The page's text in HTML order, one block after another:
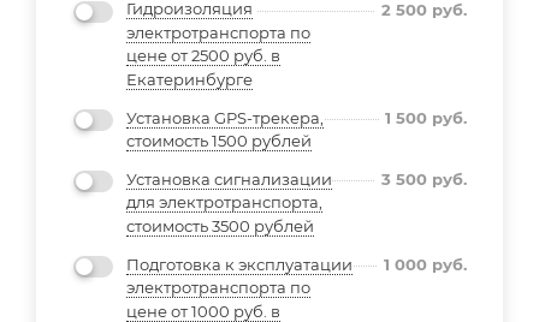
Гидроизоляция
электротранспорта по
цене от 2500 руб. в
Екатеринбурге
2 500 руб.
Установка GPS-трекера,
стоимость 1500 рублей
1 500 руб.
Установка сигнализации
для электротранспорта,
стоимость 3500 рублей
3 500 руб.
Подготовка к эксплуатации
электротранспорта по
цене от 1000 руб. в
1 000 руб.